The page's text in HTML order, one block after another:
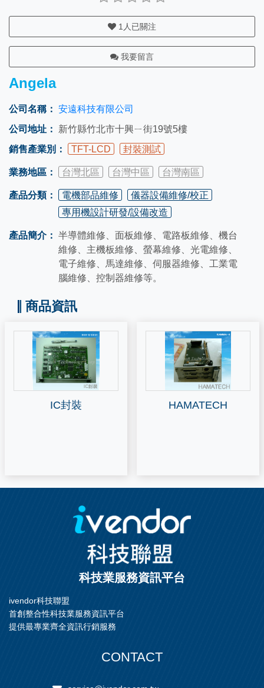
1 人已關注
我要留言
Angela
公司名稱： 安遠科技有限公司
公司地址：
新竹縣竹北市十興ㄧ街19號5樓
銷售產業別：
TFT-LCD 封裝測試
業務地區： 台灣北區 台灣中區 台灣南區
產品分類： 電機部品維修
儀器設備維修/校正
專用機設計研發/設備改造
產品簡介： 半導體維修、面板維修、電路板維修、機台
維修、主機板維修、螢幕維修、光電維修、
電子維修、馬達維修、伺服器維修、工業電
腦維修、控制器維修等。
商品資訊
IC封裝 HAMATECH
科技業服務資訊平台
ivendor科技聯盟
首創整合性科技業服務資訊平台
提供最專業齊全資訊行銷服務
CONTACT